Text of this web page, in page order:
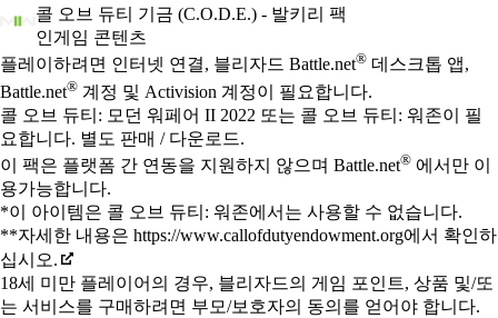
콜 오브 듀티 기금 (C.O.D.E.) - 발키리 팩
인게임 콘텐츠
가격
Available actions
플레이하려면 인터넷 연결, 블리자드 Battle.net® 데스크톱 앱,
Battle.net® 계정 및 Activision 계정이 필요합니다.
콜 오브 듀티: 모던 워페어 II 2022 또는 콜 오브 듀티: 워존이 필
요합니다. 별도 판매 / 다운로드.
이 팩은 플랫폼 간 연동을 지원하지 않으며 Battle.net® 에서만 이
용가능합니다.
*이 아이템은 콜 오브 듀티: 워존에서는 사용할 수 없습니다.
**자세한 내용은 https://www.callofdutyendowment.org에서 확인하
십시오.
18세 미만 플레이어의 경우, 블리자드의 게임 포인트, 상품 및/또
는 서비스를 구매하려면 부모/보호자의 동의를 얻어야 합니다.